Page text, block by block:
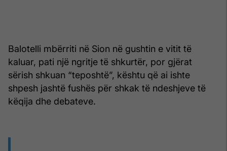
Balotelli mbërriti në Sion në gushtin e vitit të
kaluar, pati një ngritje të shkurtër, por gjërat
sërish shkuan “teposhtë”, kështu që ai ishte
shpesh jashtë fushës për shkak të ndeshjeve të
këqija dhe debateve.